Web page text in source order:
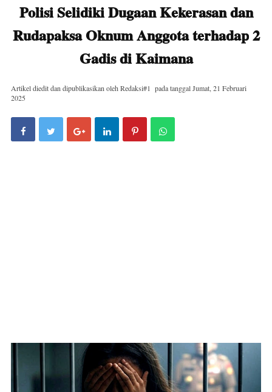
Polisi Selidiki Dugaan Kekerasan dan
Rudapaksa Oknum Anggota terhadap 2
Gadis di Kaimana
Artikel diedit dan dipublikasikan oleh Redaksi#1 pada tanggalJumat, 21 Februari
2025